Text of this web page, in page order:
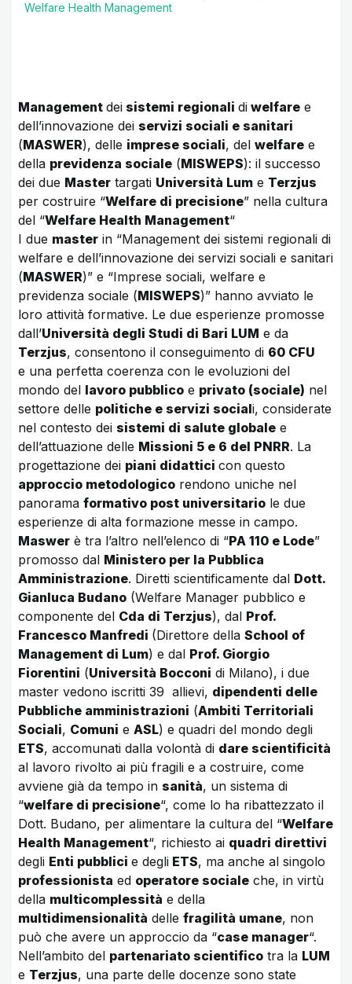
Welfare Health Management
Management dei sistemi regionali di welfare e
dell’innovazione dei servizi sociali e sanitari
(MASWER), delle imprese sociali, del welfare e
della previdenza sociale (MISWEPS): il successo
dei due Master targati Università Lum e Terzjus
per costruire “Welfare di precisione” nella cultura
del “Welfare Health Management“
I due master in “Management dei sistemi regionali di
welfare e dell’innovazione dei servizi sociali e sanitari
(MASWER)” e “Imprese sociali, welfare e
previdenza sociale (MISWEPS)” hanno avviato le
loro attività formative. Le due esperienze promosse
dall’Università degli Studi di Bari LUM e da
Terzjus, consentono il conseguimento di 60 CFU
e una perfetta coerenza con le evoluzioni del
mondo del lavoro pubblico e privato (sociale) nel
settore delle politiche e servizi sociali, considerate
nel contesto dei sistemi di salute globale e
dell’attuazione delle Missioni 5 e 6 del PNRR. La
progettazione dei piani didattici con questo
approccio metodologico rendono uniche nel
panorama formativo post universitario le due
esperienze di alta formazione messe in campo.
Maswer è tra l’altro nell’elenco di “PA 110 e Lode”
promosso dal Ministero per la Pubblica
Amministrazione. Diretti scientificamente dal Dott.
Gianluca Budano (Welfare Manager pubblico e
componente del Cda di Terzjus), dal Prof.
Francesco Manfredi (Direttore della School of
Management di Lum) e dal Prof. Giorgio
Fiorentini (Università Bocconi di Milano), i due
master vedono iscritti 39 allievi, dipendenti delle
Pubbliche amministrazioni (Ambiti Territoriali
Sociali, Comuni e ASL) e quadri del mondo degli
ETS, accomunati dalla volontà di dare scientificità
al lavoro rivolto ai più fragili e a costruire, come
avviene già da tempo in sanità, un sistema di
“welfare di precisione“, come lo ha ribattezzato il
Dott. Budano, per alimentare la cultura del “Welfare
Health Management“, richiesto ai quadri direttivi
degli Enti pubblici e degli ETS, ma anche al singolo
professionista ed operatore sociale che, in virtù
della multicomplessità e della
multidimensionalità delle fragilità umane, non
può che avere un approccio da “case manager“.
Nell’ambito del partenariato scientifico tra la LUM
e Terzjus, una parte delle docenze sono state